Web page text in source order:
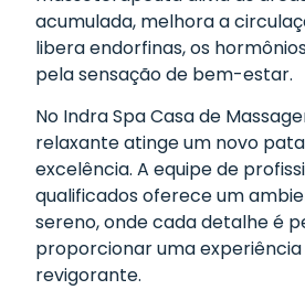
acumulada, melhora a
libera endorfinas, os
pela sensação de bem-estar.
No Indra Spa Casa de
relaxante atinge um novo
excelência. A equipe de
qualificados oferece um
sereno, onde cada detalhe é
proporcionar uma experiência
revigorante.